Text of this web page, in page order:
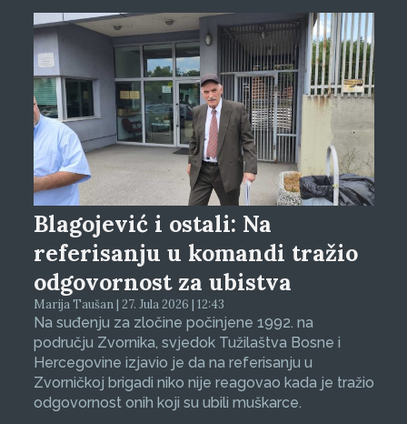
Blagojević i ostali: Na
referisanju u komandi tražio
odgovornost za ubistva
Marija Taušan | 27. Jula 2026 | 12:43
Na suđenju za zločine počinjene 1992. na
području Zvornika, svjedok Tužilaštva Bosne i
Hercegovine izjavio je da na referisanju u
Zvorničkoj brigadi niko nije reagovao kada je tražio
odgovornost onih koji su ubili muškarce.